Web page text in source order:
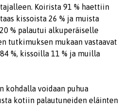
Koirista 91 % haettiin
kissoista 26 % ja muista
% palautui alkuperäiselle
tutkimuksen mukaan vastaavat
%, kissoilla 11 % ja muilla
kohdalla voidaan puhua
kotiin palautuneiden eläinten